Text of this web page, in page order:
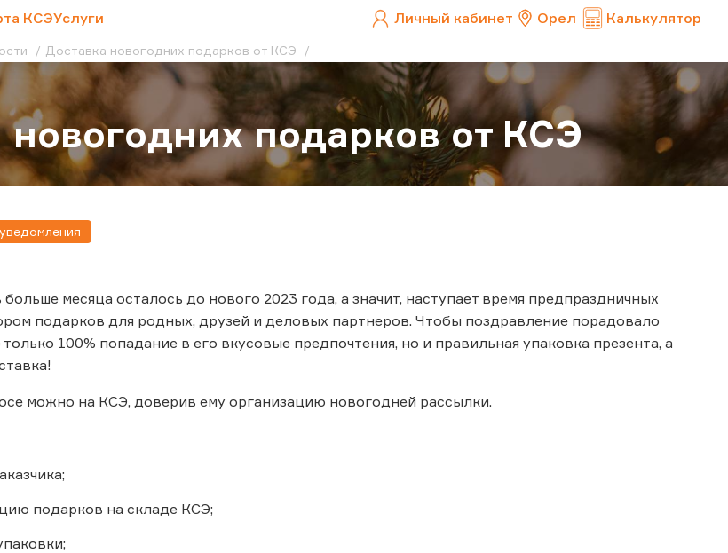
КСЭУслуги Личный кабинет Орел Калькулятор
Доставка новогодних подарков от КСЭ
новогодних подарков от КСЭ
уведомления
месяца осталось до нового 2023 года, а значит, наступает время предпраздничных
подарков для родных, друзей и деловых партнеров. Чтобы поздравление порадовало
100% попадание в его вкусовые предпочтения, но и правильная упаковка презента, а
можно на КСЭ, доверив ему организацию новогодней рассылки.
подарков на складе КСЭ;